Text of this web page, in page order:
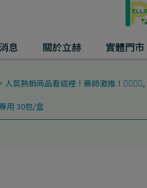
息 關於立赫 實體門市
人氣熱銷商品看這裡！藥師激推！👨‍⚕️👩‍⚕️,
用 30包/盒